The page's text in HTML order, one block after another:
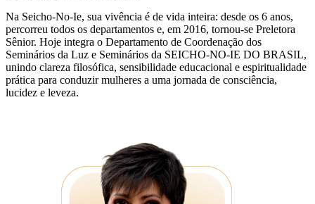
Na Seicho-No-Ie, sua vivência é de vida inteira: desde os 6 anos,
percorreu todos os departamentos e, em 2016, tornou-se Preletora
Sênior. Hoje integra o Departamento de Coordenação dos
Seminários da Luz e Seminários da SEICHO-NO-IE DO BRASIL,
unindo clareza filosófica, sensibilidade educacional e espiritualidade
prática para conduzir mulheres a uma jornada de consciência,
lucidez e leveza.